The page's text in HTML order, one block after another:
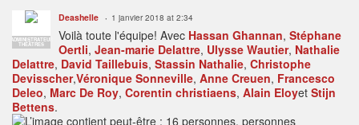
ADMINISTRATEUR
THÉÂTRES
Deashelle 1 janvier 2018 at 2:34
Voilà toute l'équipe! Avec Hassan Ghannan, Stéphane
Oertli, Jean-marie Delattre, Ulysse Wautier, Nathalie
Delattre, David Taillebuis, Stassin Nathalie, Christophe
Devisscher,Véronique Sonneville, Anne Creuen, Francesco
Deleo, Marc De Roy, Corentin christiaens, Alain Eloyet Stijn
Bettens.